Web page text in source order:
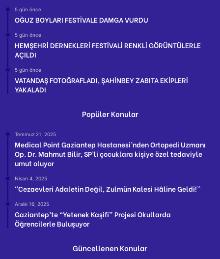
5 gün önce
OĞUZ BOYLARI FESTİVALE DAMGA VURDU
5 gün önce
HEMŞEHRİ DERNEKLERİ FESTİVALİ RENKLİ GÖRÜNTÜLERLE
AÇILDI
5 gün önce
VATANDAŞ FOTOĞRAFLADI, ŞAHİNBEY ZABITA EKİPLERİ
YAKALADI
Popüler Konular
Temmuz 21, 2025
Medical Point Gaziantep Hastanesi’nden Ortopedi Uzmanı
Op. Dr. Mahmut Bilir, SP’li çocuklara kişiye özel tedaviyle
umut oluyor
Nisan 4, 2025
“Cezaevleri Adaletin Değil, Zulmün Kalesi Hâline Geldi!”
Aralık 16, 2025
Gaziantep’te “Yetenek Kaşifi” Projesi Okullarda
Öğrencilerle Buluşuyor
Güncellenen Konular